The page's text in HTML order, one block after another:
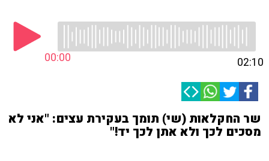
00:00 02:10
שר החקלאות (שי) תומך בעקירת עצים: "אני לא
מסכים לכך ולא אתן לכך יד!"